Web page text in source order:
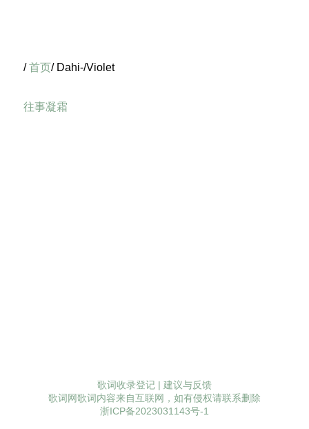
/首页/ Dahi-/Violet
往事凝霜
歌词收录登记 | 建议与反馈
歌词网歌词内容来自互联网，如有侵权请联系删除
浙ICP备2023031143号-1